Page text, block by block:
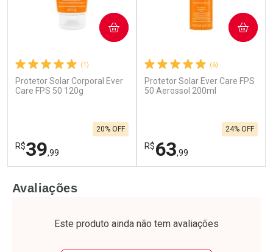
Ativar Desconto
Comprar sem Desconto
Ativar Desconto
Comprar sem Desconto
(1)
Protetor Solar Corporal Ever
Care FPS 50 120g
R$39,99
20% OFF
COMPRAR
Laboratório
Por Menos
(6)
Protetor Solar Ever Care FPS
50 Aerossol 200ml
R$63,99
24% OFF
COMPRAR
Laboratório
Por Menos
Avaliações
Este produto ainda não tem avaliações